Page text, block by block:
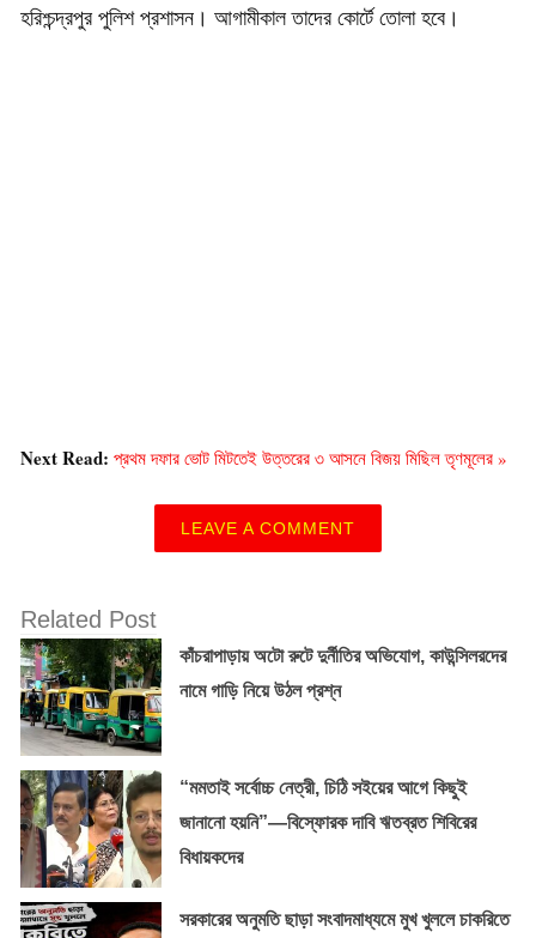
হরিশ্চন্দ্রপুর পুলিশ প্রশাসন। আগামীকাল তাদের কোর্টে তোলা হবে।
Next Read: প্রথম দফার ভোট মিটতেই উত্তরের ৩ আসনে বিজয় মিছিল তৃণমূলের »
LEAVE A COMMENT
Related Post
কাঁচরাপাড়ায় অটো রুটে দুর্নীতির অভিযোগ, কাউন্সিলরদের
নামে গাড়ি নিয়ে উঠল প্রশ্ন
“মমতাই সর্বোচ্চ নেত্রী, চিঠি সইয়ের আগে কিছুই
জানানো হয়নি”—বিস্ফোরক দাবি ঋতব্রত শিবিরের
বিধায়কদের
সরকারের অনুমতি ছাড়া সংবাদমাধ্যমে মুখ খুললে চাকরিতে